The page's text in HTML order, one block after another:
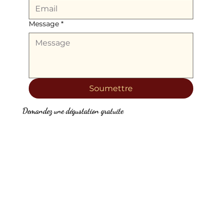
Demandez une dégustation gratuite
Message *
Soumettre